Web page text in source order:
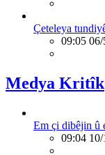
Çeteleya
09:05 06/
Medya Kritîk
Em çi dibêjin û
09:04 10/